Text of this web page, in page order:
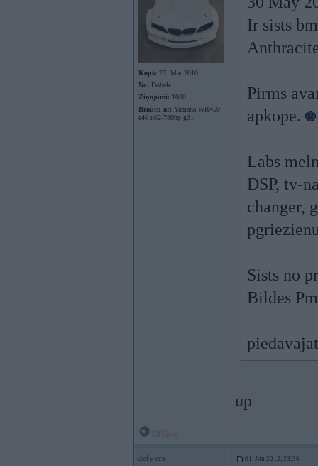
Kopš: 27. Mar 2010
No: Dobele
Ziņojumi: 1080
Braucu ar: Yamaha WR450
e46 n62-780hp g31
Ir sists
Pirms
apkope.
Labs
DSP, tv-
changer,
Sists no
Bildes
up
delvers 01. Jun 2012, 23:36